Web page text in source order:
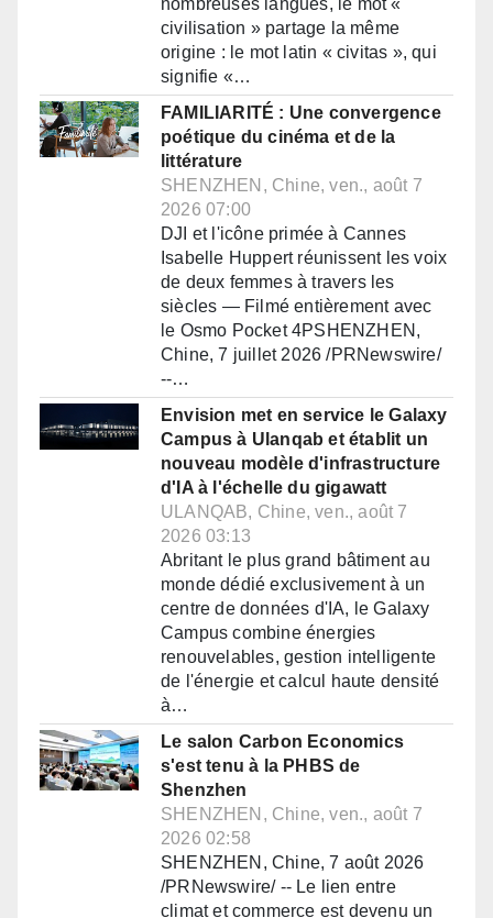
nombreuses langues, le mot «
civilisation » partage la même
origine : le mot latin « civitas », qui
signifie «…
FAMILIARITÉ : Une convergence
poétique du cinéma et de la
littérature
SHENZHEN, Chine, ven., août 7
2026 07:00
DJI et l'icône primée à Cannes
Isabelle Huppert réunissent les voix
de deux femmes à travers les
siècles — Filmé entièrement avec
le Osmo Pocket 4PSHENZHEN,
Chine, 7 juillet 2026 /PRNewswire/
--…
Envision met en service le Galaxy
Campus à Ulanqab et établit un
nouveau modèle d'infrastructure
d'IA à l'échelle du gigawatt
ULANQAB, Chine, ven., août 7
2026 03:13
Abritant le plus grand bâtiment au
monde dédié exclusivement à un
centre de données d'IA, le Galaxy
Campus combine énergies
renouvelables, gestion intelligente
de l'énergie et calcul haute densité
à…
Le salon Carbon Economics
s'est tenu à la PHBS de
Shenzhen
SHENZHEN, Chine, ven., août 7
2026 02:58
SHENZHEN, Chine, 7 août 2026
/PRNewswire/ -- Le lien entre
climat et commerce est devenu un